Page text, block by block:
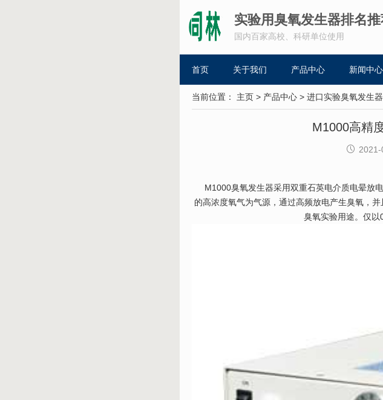
实验用臭氧发生器排名
国内百家高校、科研单位使用
首页 关于我们 产品中心 新闻中心
当前位置： 主页 > 产品中心 > 进口实验臭氧发生器
M1000高精

M1000臭氧发生器采用双重石英电介质电晕放
的高浓度氧气为气源，通过高频放电产生臭氧，
臭氧实验用途。仅以